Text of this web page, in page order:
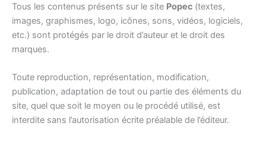
Tous les contenus présents sur le site Popec (textes,
images, graphismes, logo, icônes, sons, vidéos, logiciels,
etc.) sont protégés par le droit d’auteur et le droit des
marques.
Toute reproduction, représentation, modification,
publication, adaptation de tout ou partie des éléments du
site, quel que soit le moyen ou le procédé utilisé, est
interdite sans l’autorisation écrite préalable de l’éditeur.